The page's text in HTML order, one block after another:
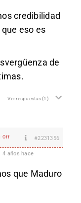
credibilidad
eso es
de
Ver respuestas(1)
Off #2231356
4 años hace
que Maduro